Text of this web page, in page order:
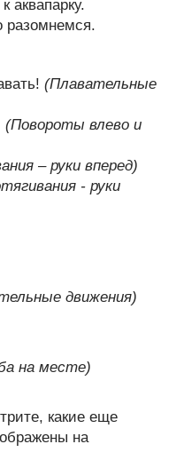
аквапарку.
разомнемся.
(Плавательные
(Повороты влево и
– руки вперед)
- руки
движения)
на месте)
какие еще
на